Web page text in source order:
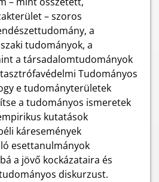
– szoros
a
tudományok, a
a társadalomtudományok
Tudományos
e tudományterületek
a tudományos ismeretek
kutatások
káresemények
esettanulmányok
a jövő kockázataira és
diskurzust.